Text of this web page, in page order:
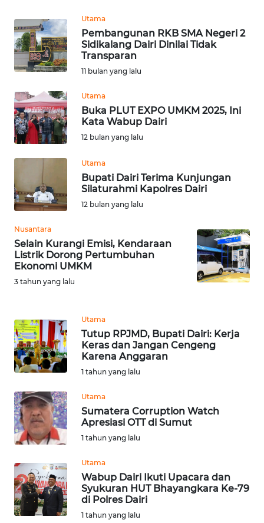
Utama
Pembangunan RKB SMA Negeri 2
Sidikalang Dairi Dinilai Tidak
Transparan
11 bulan yang lalu
Utama
Buka PLUT EXPO UMKM 2025, Ini
Kata Wabup Dairi
12 bulan yang lalu
Utama
Bupati Dairi Terima Kunjungan
Silaturahmi Kapolres Dairi
12 bulan yang lalu
Nusantara
Selain Kurangi Emisi, Kendaraan
Listrik Dorong Pertumbuhan
Ekonomi UMKM
3 tahun yang lalu
Utama
Tutup RPJMD, Bupati Dairi: Kerja
Keras dan Jangan Cengeng
Karena Anggaran
1 tahun yang lalu
Utama
Sumatera Corruption Watch
Apresiasi OTT di Sumut
1 tahun yang lalu
Utama
Wabup Dairi Ikuti Upacara dan
Syukuran HUT Bhayangkara Ke-79
di Polres Dairi
1 tahun yang lalu
WN
DANAU
TOBA
WN
WN
LANGKAT
WN
TAPANULI
SELATAN
TANJUNG
LESUNG
KARO
WN
SIMALUNGUN
WN
LABUHANBATU
WN
TAPANULI
TENGAH
WN DELI
SERDANG
WN
TEBING